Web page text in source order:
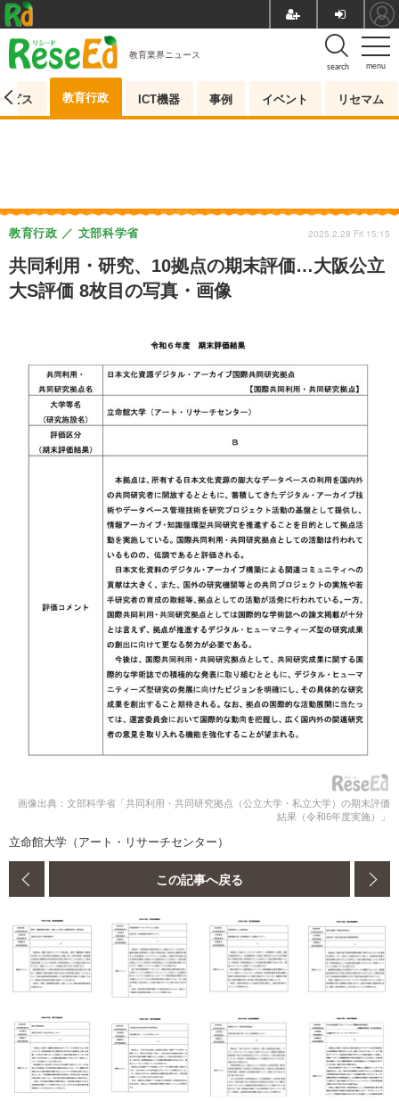
menu
search
教育業界ニュース
ビス 教育行政 ICT機器 事例 イベント リセマム
共同利用・研究、10拠点の期末評価…大阪公立
大S評価 8枚目の写真・画像
教育行政 文部科学省 2025.2.28 Fri 15:15
画像出典：文部科学省「共同利用・共同研究拠点（公立大学・私立大学）の期末評価
結果（令和6年度実施）」
立命館大学（アート・リサーチセンター）
この記事へ戻る